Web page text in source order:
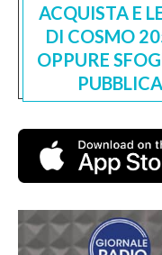
ACQUISTA E
DI COSMO
OPPURE